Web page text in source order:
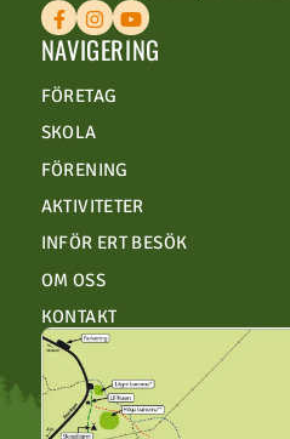
NAVIGERING
FÖRETAG
SKOLA
FÖRENING
AKTIVITETER
INFÖR ERT BESÖK
OM OSS
KONTAKT